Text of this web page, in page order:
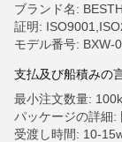
ブランド名:
証明:
モデル番号: BXW-
支払及び船積みの
最小注文数量:
パッケージの詳細:
受渡し時間: 10-